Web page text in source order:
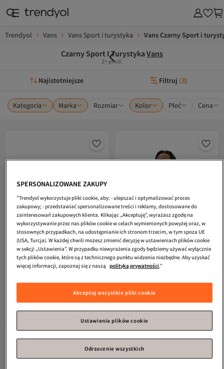
Trendyol Vans Vans Sport i turystyka Vans Czarny Sport i
Czarny Sport I Turystyka Vans
2+ prod.
Najistotniejsze Filtruj (3)
Kategoria Marka Rozmiar Kolor Płeć Cena
Skarpety męskie czarne -
Darmowa wysyłka
Vans
Klasyczny Vans Ls-B Męski T-
Darmowa wysyłka
-29% 141,
SPERSONALIZOWANE ZAKUPY
"Trendyol wykorzystuje pliki cookie, aby: - ulepszać i optymalizować proces
zakupowy; - przedstawiać spersonalizowane treści i reklamy, dostosowane do
zainteresowań zakupowych klienta. Klikając „Akceptuję”, wyrażasz zgodę na
wykorzystywanie przez nas plików cookie w celach wymienionych powyżej oraz, w
stosownych przypadkach, na udostępnianie ich stronom trzecim, w tym spoza UE
(USA, Turcja). W każdej chwili możesz zmienić decyzję w ustawieniach plików cookie
w sekcji „Ustawienia”. W przypadku niewyrażenia zgody będziemy używać wyłącznie
tych plików cookie, które są z technicznego punktu widzenia niezbędne. Aby uzyskać
więcej informacji, zapoznaj się z naszą polityką prywatności."
Akceptuj wszystkie pliki cookie
Ustawienia plików cookie
Odrzucenie wszystkich